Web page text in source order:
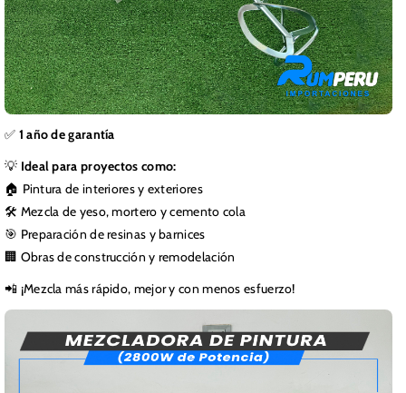
✅ 1 año de garantía
💡 Ideal para proyectos como:
🏠 Pintura de interiores y exteriores
🛠 Mezcla de yeso, mortero y cemento cola
🎯 Preparación de resinas y barnices
🏢 Obras de construcción y remodelación
📲 ¡Mezcla más rápido, mejor y con menos esfuerzo!